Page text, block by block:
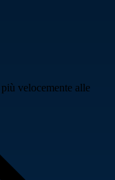
velocemente alle